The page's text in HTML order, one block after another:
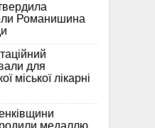
Романишина
для
міської лікарні
медаллю